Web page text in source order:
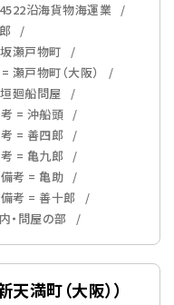
沿海貨物海運業
瀬戸物町
瀬戸物町（大阪）
廻船問屋
= 沖船頭
= 善四郎
= 亀九郎
備考 = 亀助
備考 = 善十郎
・問屋の部
満町（大阪））